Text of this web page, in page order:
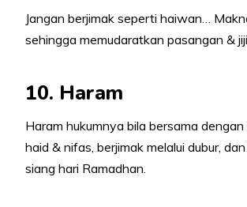
Jangan berjimak seperti haiwan…
sehingga memudaratkan pasangan &
10. Haram
Haram hukumnya bila bersama
haid & nifas, berjimak melalui dubur,
siang hari Ramadhan.